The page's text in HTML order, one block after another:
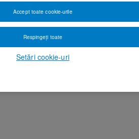
Setări cookie-uri
Respingeți toate
Accept toate cookie-urile